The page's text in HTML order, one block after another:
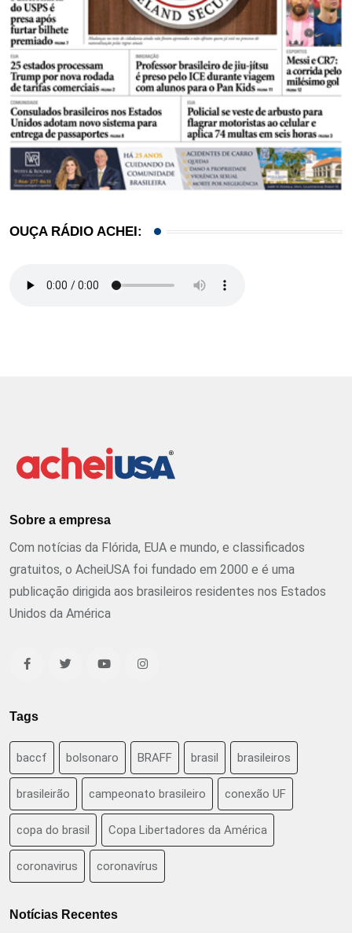
OUÇA RÁDIO ACHEI:
Sobre a empresa
Com notícias da Flórida, EUA e mundo, e classificados
gratuitos, o AcheiUSA foi fundado em 2000 e é uma
publicação dirigida aos brasileiros residentes nos Estados
Unidos da América
Tags
baccf bolsonaro BRAFF brasil brasileiros
brasileirão campeonato brasileiro conexão UF
copa do brasil Copa Libertadores da América
coronavirus coronavírus
Notícias Recentes